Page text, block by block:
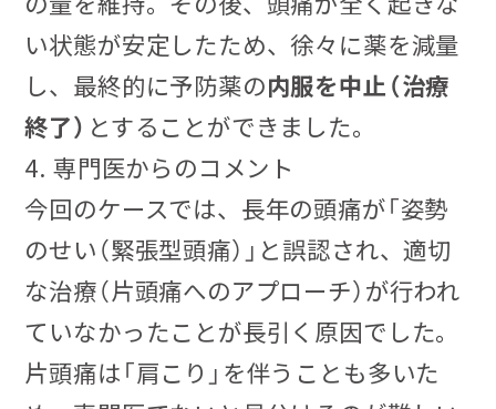
い状態が安定したため、徐々に薬を減量
し、最終的に予防薬の内服を中止（治療
終了） とすることができました。
4. 専門医からのコメント
今回のケースでは、長年の頭痛が「姿勢
のせい（緊張型頭痛）」と誤認され、適切
な治療（片頭痛へのアプローチ）が行われ
ていなかったことが長引く原因でした。
片頭痛は「肩こり」を伴うことも多いた